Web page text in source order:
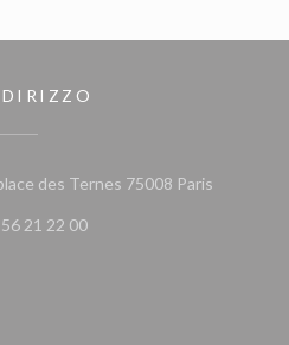
des Ternes 75008 Paris((apre una
21 22 00